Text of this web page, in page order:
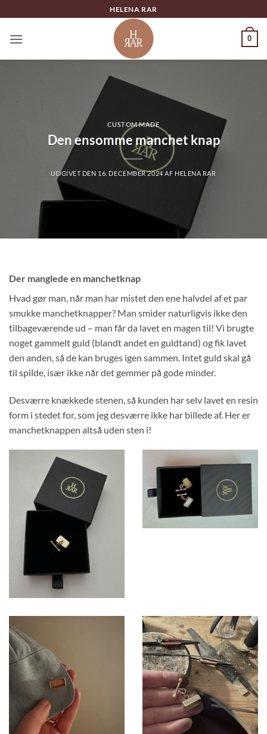
til
indhold
HELENA RAR
0
CUSTOM MADE
Den ensomme manchet knap
UDGIVET DEN 16. DECEMBER 2024AF HELENA RAR
Der manglede en manchetknap
Hvad gør man, når man har mistet den ene halvdel af et par
smukke manchetknapper? Man smider naturligvis ikke den
tilbageværende ud – man får da lavet en magen til! Vi brugte
noget gammelt guld (blandt andet en guldtand) og fik lavet
den anden, så de kan bruges igen sammen. Intet guld skal gå
til spilde, især ikke når det gemmer på gode minder.
Desværre knækkede stenen, så kunden har selv lavet en resin
form i stedet for, som jeg desværre ikke har billede af. Her er
manchetknappen altså uden sten i!